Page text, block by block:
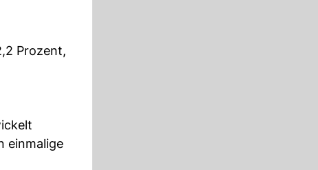
Prozent,
einmalige